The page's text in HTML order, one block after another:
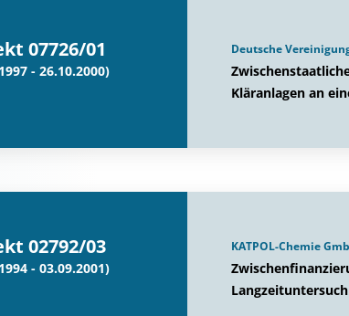
07726/01
- 26.10.2000)
Deutsche
Kläranlagen an
02792/03
- 03.09.2001)
KATPOL-Chemie